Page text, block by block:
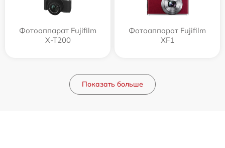
Фотоаппарат Fujifilm
X-T200
Фотоаппарат Fujifilm
XF1
Показать больше